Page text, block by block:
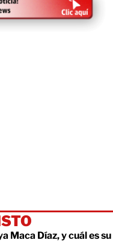
Maca Díaz, y cuál es su